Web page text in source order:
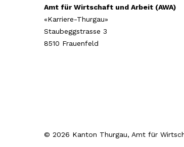
Amt für Wirtschaft und Arbeit (AWA)
«Karriere-Thurgau»
Staubeggstrasse 3
8510 Frauenfeld
© 2026 Kanton Thurgau, Amt für